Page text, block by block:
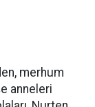
merhum
anneleri